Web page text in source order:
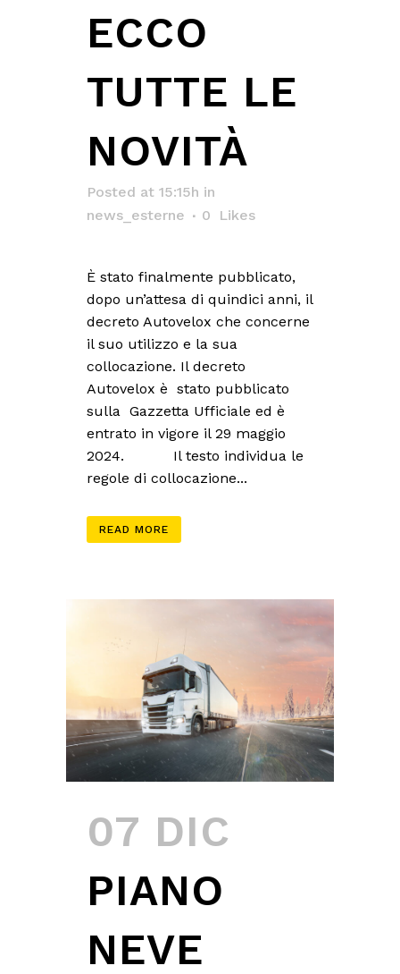
ECCO
TUTTE LE
NOVITÀ
Posted at 15:15h in
news_esterne
0 Likes
È stato finalmente pubblicato,
dopo un’attesa di quindici anni, il
decreto Autovelox che concerne
il suo utilizzo e la sua
collocazione. Il decreto
Autovelox è stato pubblicato
sulla Gazzetta Ufficiale ed è
entrato in vigore il 29 maggio
2024. Il testo individua le
regole di collocazione...
READ MORE
07 DIC
PIANO
NEVE